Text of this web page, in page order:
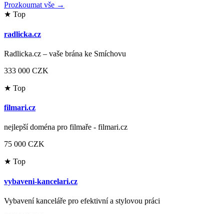
Prozkoumat vše →
★ Top
radlicka.cz
Radlicka.cz – vaše brána ke Smíchovu
333 000 CZK
★ Top
filmari.cz
nejlepší doména pro filmaře - filmari.cz
75 000 CZK
★ Top
vybaveni-kancelari.cz
Vybavení kanceláře pro efektivní a stylovou práci